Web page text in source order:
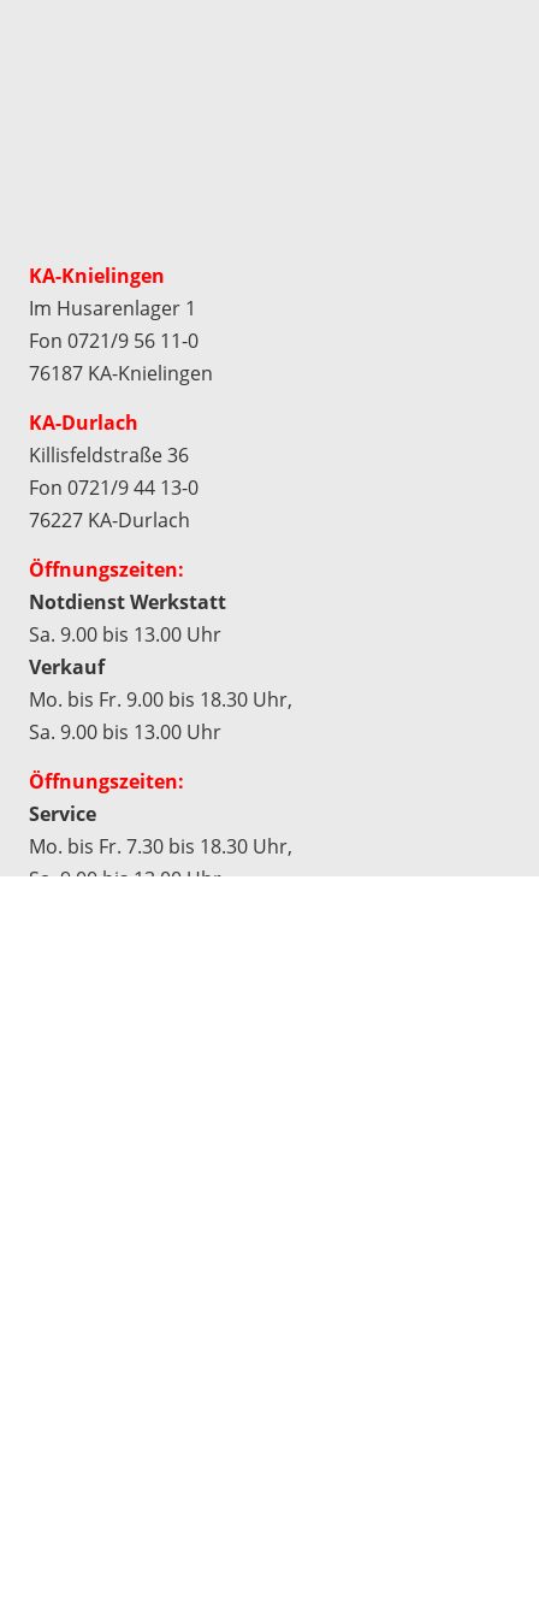
KA-Knielingen
Im Husarenlager 1
Fon 0721/9 56 11-0
76187 KA-Knielingen
KA-Durlach
Killisfeldstraße 36
Fon 0721/9 44 13-0
76227 KA-Durlach
Öffnungszeiten:
Notdienst Werkstatt
Sa. 9.00 bis 13.00 Uhr
Verkauf
Mo. bis Fr. 9.00 bis 18.30 Uhr,
Sa. 9.00 bis 13.00 Uhr
Öffnungszeiten:
Service
Mo. bis Fr. 7.30 bis 18.30 Uhr,
Sa. 9.00 bis 13.00 Uhr